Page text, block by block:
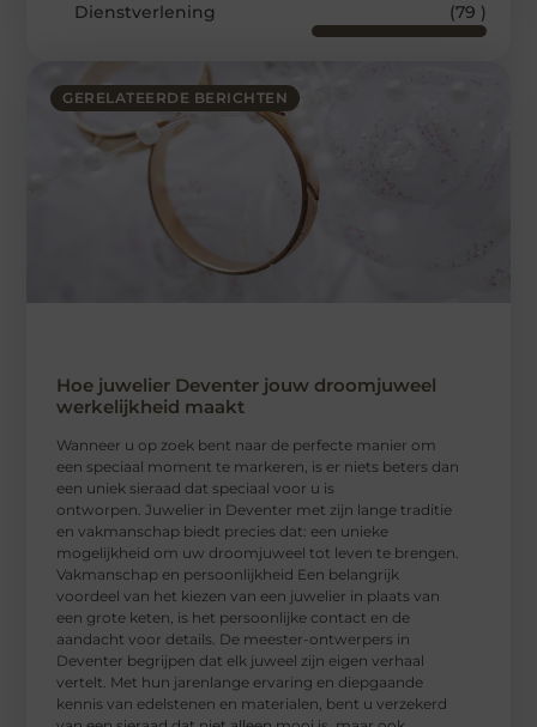
GERELATEERDE BERICHTEN
Hoe juwelier Deventer jouw droomjuweel
werkelijkheid maakt
Wanneer u op zoek bent naar de perfecte manier om
een speciaal moment te markeren, is er niets beters dan
een uniek sieraad dat speciaal voor u is
ontworpen. Juwelier in Deventer met zijn lange traditie
en vakmanschap biedt precies dat: een unieke
mogelijkheid om uw droomjuweel tot leven te brengen.
Vakmanschap en persoonlijkheid Een belangrijk
voordeel van het kiezen van een juwelier in plaats van
een grote keten, is het persoonlijke contact en de
aandacht voor details. De meester-ontwerpers in
Deventer begrijpen dat elk juweel zijn eigen verhaal
vertelt. Met hun jarenlange ervaring en diepgaande
kennis van edelstenen en materialen, bent u verzekerd
Dienstverlening
(79 )